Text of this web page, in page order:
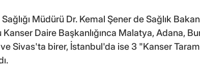
Müdürü Dr. Kemal Şener de Sağlık
Kanser Daire Başkanlığınca Malatya, Adana,
Sivas'ta birer, İstanbul'da ise 3 "Kanser